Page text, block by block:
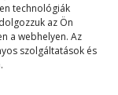
technológiák
az Ön
a webhelyen. Az
szolgáltatások és